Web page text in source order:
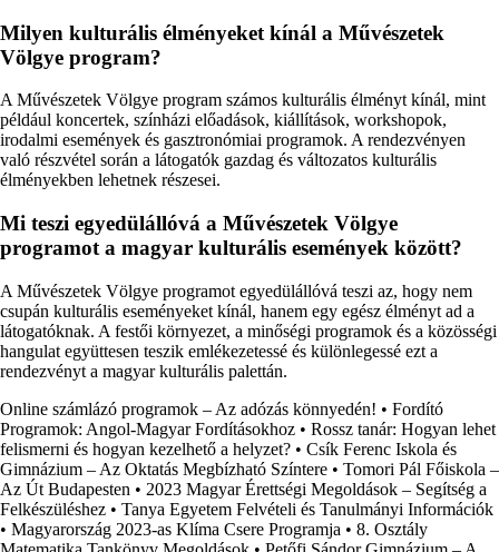
Milyen kulturális élményeket kínál a Művészetek
Völgye program?
A Művészetek Völgye program számos kulturális élményt kínál, mint
például koncertek, színházi előadások, kiállítások, workshopok,
irodalmi események és gasztronómiai programok. A rendezvényen
való részvétel során a látogatók gazdag és változatos kulturális
élményekben lehetnek részesei.
Mi teszi egyedülállóvá a Művészetek Völgye
programot a magyar kulturális események között?
A Művészetek Völgye programot egyedülállóvá teszi az, hogy nem
csupán kulturális eseményeket kínál, hanem egy egész élményt ad a
látogatóknak. A festői környezet, a minőségi programok és a közösségi
hangulat együttesen teszik emlékezetessé és különlegessé ezt a
rendezvényt a magyar kulturális palettán.
Online számlázó programok – Az adózás könnyedén! • Fordító
Programok: Angol-Magyar Fordításokhoz • Rossz tanár: Hogyan lehet
felismerni és hogyan kezelhető a helyzet? • Csík Ferenc Iskola és
Gimnázium – Az Oktatás Megbízható Színtere • Tomori Pál Főiskola –
Az Út Budapesten • 2023 Magyar Érettségi Megoldások – Segítség a
Felkészüléshez • Tanya Egyetem Felvételi és Tanulmányi Információk
• Magyarország 2023-as Klíma Csere Programja • 8. Osztály